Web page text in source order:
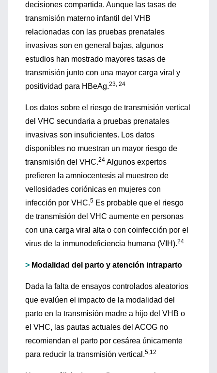
decisiones compartida. Aunque las tasas de
transmisión materno infantil del VHB
relacionadas con las pruebas prenatales
invasivas son en general bajas, algunos
estudios han mostrado mayores tasas de
transmisión junto con una mayor carga viral y
positividad para HBeAg.23, 24
Los datos sobre el riesgo de transmisión vertical
del VHC secundaria a pruebas prenatales
invasivas son insuficientes. Los datos
disponibles no muestran un mayor riesgo de
transmisión del VHC.24 Algunos expertos
prefieren la amniocentesis al muestreo de
vellosidades coriónicas en mujeres con
infección por VHC.5 Es probable que el riesgo
de transmisión del VHC aumente en personas
con una carga viral alta o con coinfección por el
virus de la inmunodeficiencia humana (VIH).24
> Modalidad del parto y atención intraparto
Dada la falta de ensayos controlados aleatorios
que evalúen el impacto de la modalidad del
parto en la transmisión madre a hijo del VHB o
el VHC, las pautas actuales del ACOG no
recomiendan el parto por cesárea únicamente
para reducir la transmisión vertical.5,12